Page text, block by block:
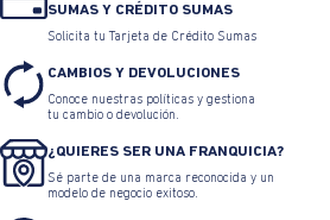
SUMAS Y CRÉDITO SUMAS
Solicita tu Tarjeta de Crédito Sumas
CAMBIOS Y DEVOLUCIONES
Conoce nuestras políticas y gestiona
tu cambio o devolución.
¿QUIERES SER UNA FRANQUICIA?
Sé parte de una marca reconocida y un
modelo de negocio exitoso.